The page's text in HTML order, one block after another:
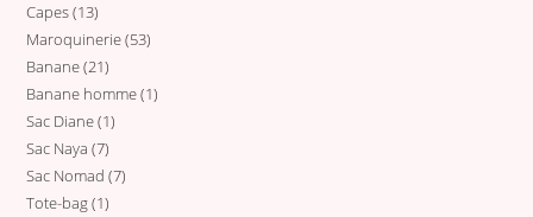
Capes 1313
produits
Maroquinerie 5353
Banane 2121
produits
Banane homme 11
Sac Diane 11
Sac Naya 77
produits
Sac Nomad 77
Tote-bag 11